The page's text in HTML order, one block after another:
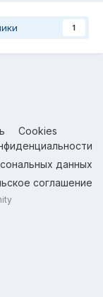
1
Cookies
данных
соглашение